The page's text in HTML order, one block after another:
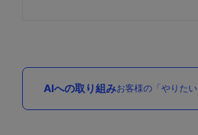
AIへの取り組みお客様の「やりた